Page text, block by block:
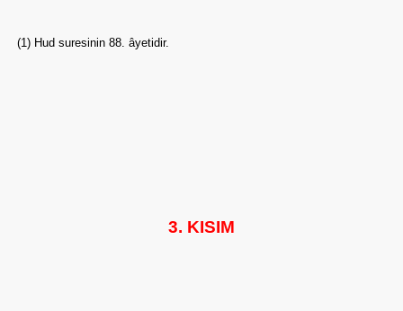
(1) Hud suresinin 88. âyetidir.
3. KISIM